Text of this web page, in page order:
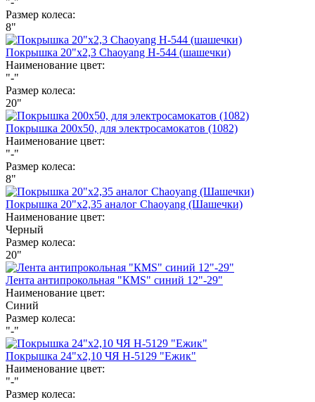
Размер колеса:
8"
Покрышка 20"х2,3 Chaoyang Н-544 (шашечки)
Наименование цвет:
"-"
Размер колеса:
20"
Покрышка 200х50, для электросамокатов (1082)
Наименование цвет:
"-"
Размер колеса:
8"
Покрышка 20"х2,35 аналог Chaoyang (Шашечки)
Наименование цвет:
Черный
Размер колеса:
20"
Лента антипрокольная "КМS" синий 12"-29"
Наименование цвет:
Синий
Размер колеса:
"-"
Покрышка 24"х2,10 ЧЯ Н-5129 "Ежик"
Наименование цвет:
"-"
Размер колеса: